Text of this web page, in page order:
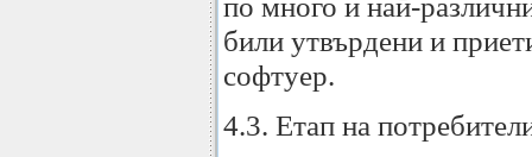
били утвърдени и
софтуер.
4.3. Етап на